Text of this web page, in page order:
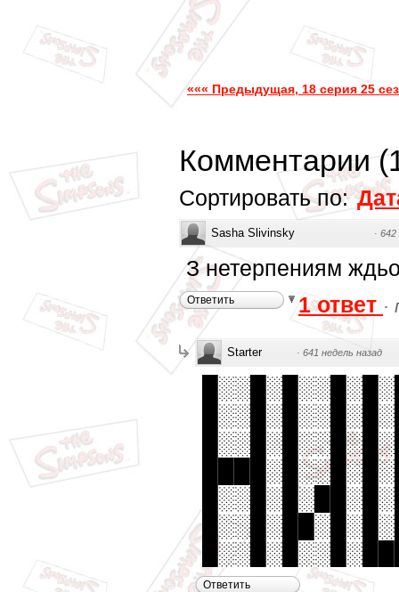
««« Предыдущая, 18 серия 25
Комментарии(
Сортировать по:
Sasha Slivinsky · 642
З нетерпениям
Ответить 1 ответ ·
Starter · 641 недель назад
Ответить